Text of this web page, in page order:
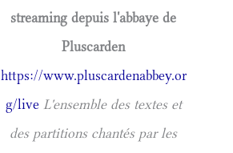
streaming depuis l'abbaye de
Pluscarden
https://www.pluscardenabbey.or
g/live L'ensemble des textes et
des partitions chantés par les